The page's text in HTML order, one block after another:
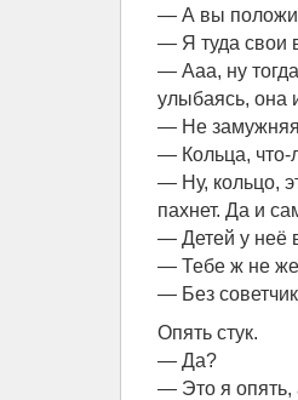
— А вы
— Я туда свои
— Ааа, ну
улыбаясь, она
— Не замужняя
— Кольца, что-
— Ну, кольцо,
пахнет. Да и
— Детей у неё
— Тебе ж не
— Без
Опять стук.
— Да?
— Это я опять,